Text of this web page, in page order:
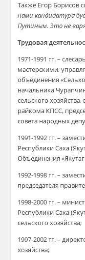
Также Егор Борисов
нами кандидатура
Путиным. Это не
Трудовая
1971-1991 гг. –
мастерскими,
объединения
начальника
сельского
райкома КПСС,
совета народных
1991-1992 гг. –
Республики Саха
Объединения
1992-1998 гг. –
председателя
1998-2000 гг. –
Республики Саха
сельского хозяйства;
1997-2002 гг. –
хозяйства;